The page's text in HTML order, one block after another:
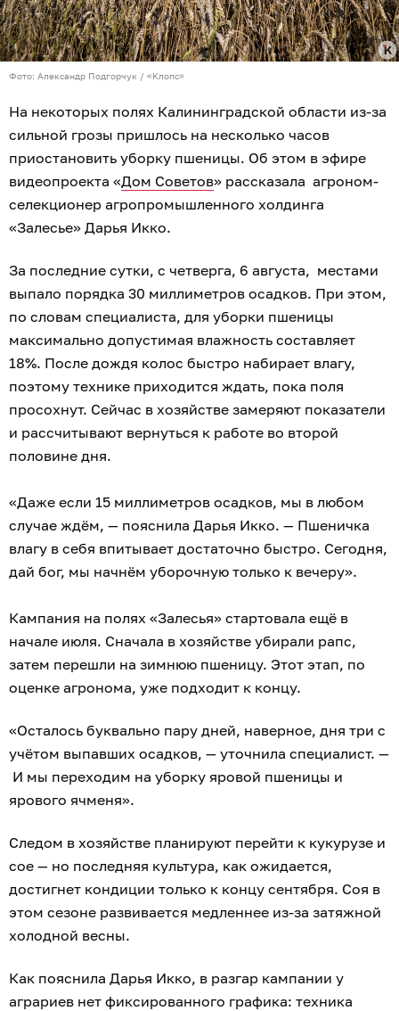
Фото: Александр Подгорчук / «Клопс»
На некоторых полях Калининградской области из-за
сильной грозы пришлось на несколько часов
приостановить уборку пшеницы. Об этом в эфире
видеопроекта «Дом Советов» рассказала агроном-
селекционер агропромышленного холдинга
«Залесье» Дарья Икко.
За последние сутки, с четверга, 6 августа, местами
выпало порядка 30 миллиметров осадков. При этом,
по словам специалиста, для уборки пшеницы
максимально допустимая влажность составляет
18%. После дождя колос быстро набирает влагу,
поэтому технике приходится ждать, пока поля
просохнут. Сейчас в хозяйстве замеряют показатели
и рассчитывают вернуться к работе во второй
половине дня.
«Даже если 15 миллиметров осадков, мы в любом
случае ждём, — пояснила Дарья Икко. — Пшеничка
влагу в себя впитывает достаточно быстро. Сегодня,
дай бог, мы начнём уборочную только к вечеру».
Кампания на полях «Залесья» стартовала ещё в
начале июля. Сначала в хозяйстве убирали рапс,
затем перешли на зимнюю пшеницу. Этот этап, по
оценке агронома, уже подходит к концу.
«Осталось буквально пару дней, наверное, дня три с
учётом выпавших осадков, — уточнила специалист. —
И мы переходим на уборку яровой пшеницы и
ярового ячменя».
Следом в хозяйстве планируют перейти к кукурузе и
сое — но последняя культура, как ожидается,
достигнет кондиции только к концу сентября. Соя в
этом сезоне развивается медленнее из-за затяжной
холодной весны.
Как пояснила Дарья Икко, в разгар кампании у
аграриев нет фиксированного графика: техника